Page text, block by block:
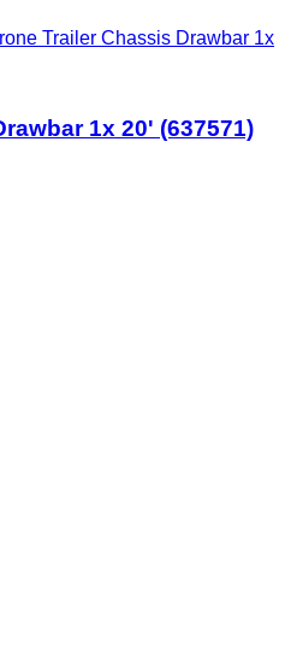
Trailer Chassis Drawbar 1x
1x 20' (637571)